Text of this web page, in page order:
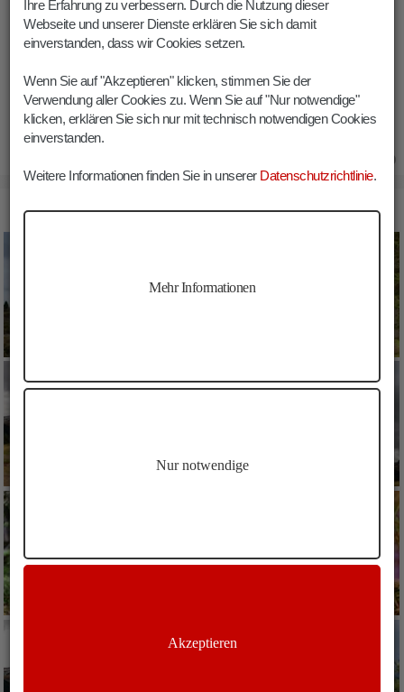
Dauer:
02:30 h
Länge:
5.5 km
Höhenmeter:
525 m
Min. Höhe:
1617 m
Max. Höhe:
2142 m
BILDER LUTTERKOPF WANDERUNG
Ihre Erfahrung zu verbessern. Durch die Nutzung dieser
Webseite und unserer Dienste erklären Sie sich damit
einverstanden, dass wir Cookies setzen.
Wenn Sie auf "Akzeptieren" klicken, stimmen Sie der
Verwendung aller Cookies zu. Wenn Sie auf "Nur notwendige"
klicken, erklären Sie sich nur mit technisch notwendigen Cookies
einverstanden.
Weitere Informationen finden Sie in unserer Datenschutzrichtlinie.
Mehr Informationen
Nur notwendige
Akzeptieren